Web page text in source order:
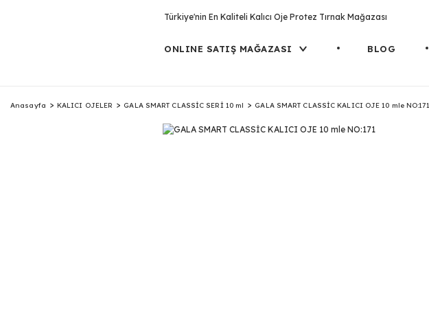
Türkiye'nin En Kaliteli Kalıcı Oje Protez Tırnak Mağazası
ONLINE SATIŞ MAĞAZASI BLOG
Anasayfa KALICI OJELER GALA SMART CLASSİC SERİ 10 ml GALA SMART CLASSİC KALICI OJE 10 mle NO:171